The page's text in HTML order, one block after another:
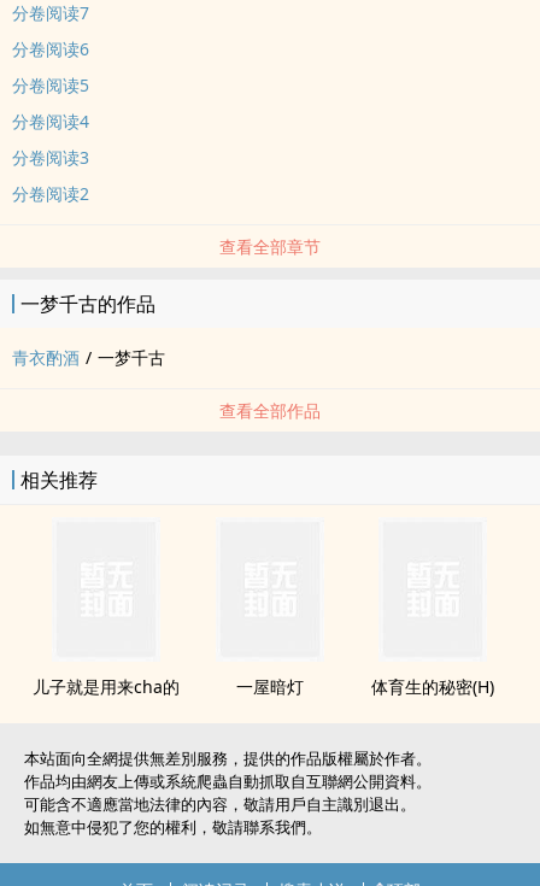
分卷阅读7
分卷阅读6
分卷阅读5
分卷阅读4
分卷阅读3
分卷阅读2
查看全部章节
一梦千古的作品
青衣酌酒 / 一梦千古
查看全部作品
相关推荐
儿子就是用来cha的 一屋暗灯 体育生的秘密(H)
本站面向全網提供無差別服務，提供的作品版權屬於作者。
作品均由網友上傳或系統爬蟲自動抓取自互聯網公開資料。
可能含不適應當地法律的內容，敬請用戶自主識別退出。
如無意中侵犯了您的權利，敬請聯系我們。